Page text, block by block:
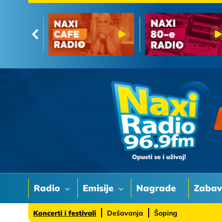
Radio Emisije Nagrade
Koncerti i festivali Dešavanja Šoping